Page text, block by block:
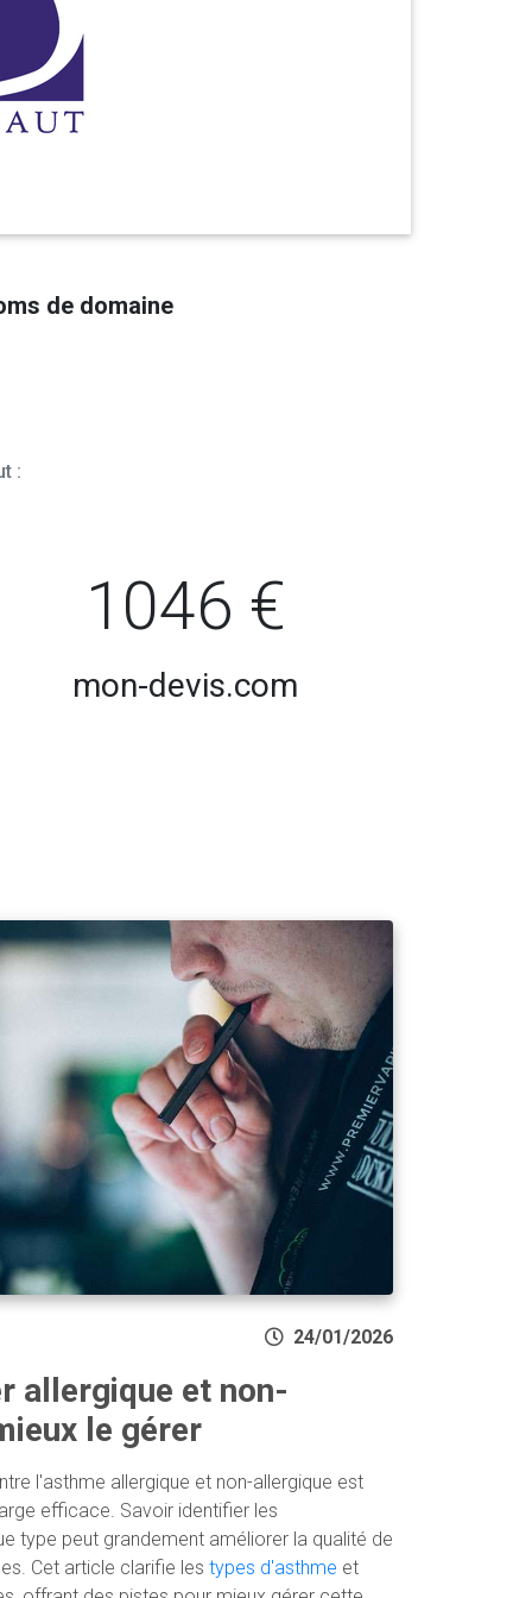
de domaine
:
1046 €
mon-devis.com
24/01/2026
allergique et non-
le gérer
l'asthme allergique et non-allergique est
efficace. Savoir identifier les
type peut grandement améliorer la qualité de
Cet article clarifie les types d'asthme et